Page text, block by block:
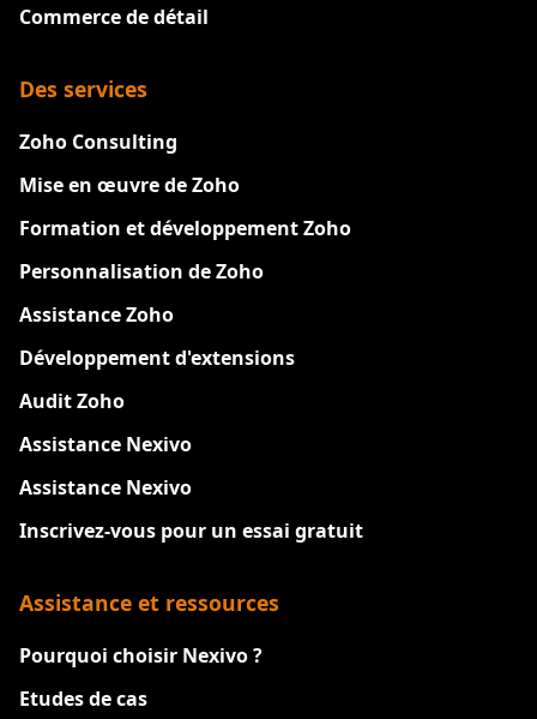
Commerce de détail
Des services
Zoho Consulting
Mise en œuvre de Zoho
Formation et développement Zoho
Personnalisation de Zoho
Assistance Zoho
Développement d'extensions
Audit Zoho
Assistance Nexivo
Assistance Nexivo
Inscrivez-vous pour un essai gratuit
Assistance et ressources
Pourquoi choisir Nexivo ?
Etudes de cas